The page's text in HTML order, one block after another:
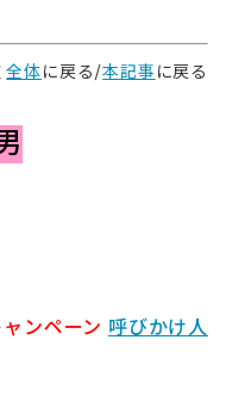
全体に戻る/本記事 に戻る
ンペーン 呼びかけ人